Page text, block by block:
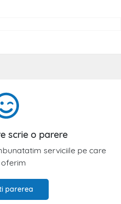
scrie o parere
serviciile pe care
parerea